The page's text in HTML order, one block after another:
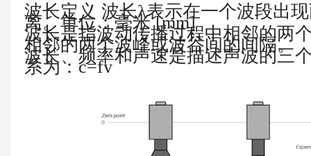
波长定义 波长λ表示在一个波段出
离。单位：毫米[mm]
波长是指波动传播过程中相邻的两
相邻的两个波峰或波谷间的间隔。
波长、频率和声速是描述声波的三
系为： c=fy